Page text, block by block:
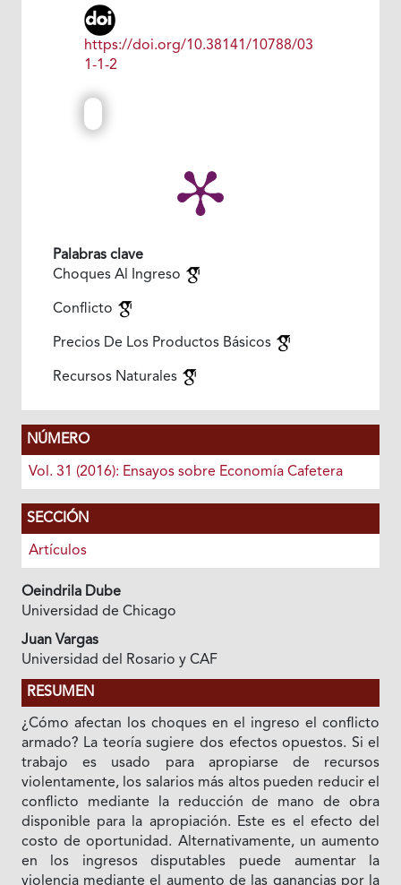
https://doi.org/10.38141/10788/03
1-1-2
Palabras clave
Choques Al Ingreso
Conflicto
Precios De Los Productos Básicos
Recursos Naturales
NÚMERO
Vol. 31 (2016): Ensayos sobre Economía Cafetera
SECCIÓN
Artículos
Oeindrila Dube
Universidad de Chicago
Juan Vargas
Universidad del Rosario y CAF
RESUMEN
¿Cómo afectan los choques en el ingreso el conflicto
armado? La teoría sugiere dos efectos opuestos. Si el
trabajo es usado para apropiarse de recursos
violentamente, los salarios más altos pueden reducir el
conflicto mediante la reducción de mano de obra
disponible para la apropiación. Este es el efecto del
costo de oportunidad. Alternativamente, un aumento
en los ingresos disputables puede aumentar la
violencia mediante el aumento de las ganancias por la